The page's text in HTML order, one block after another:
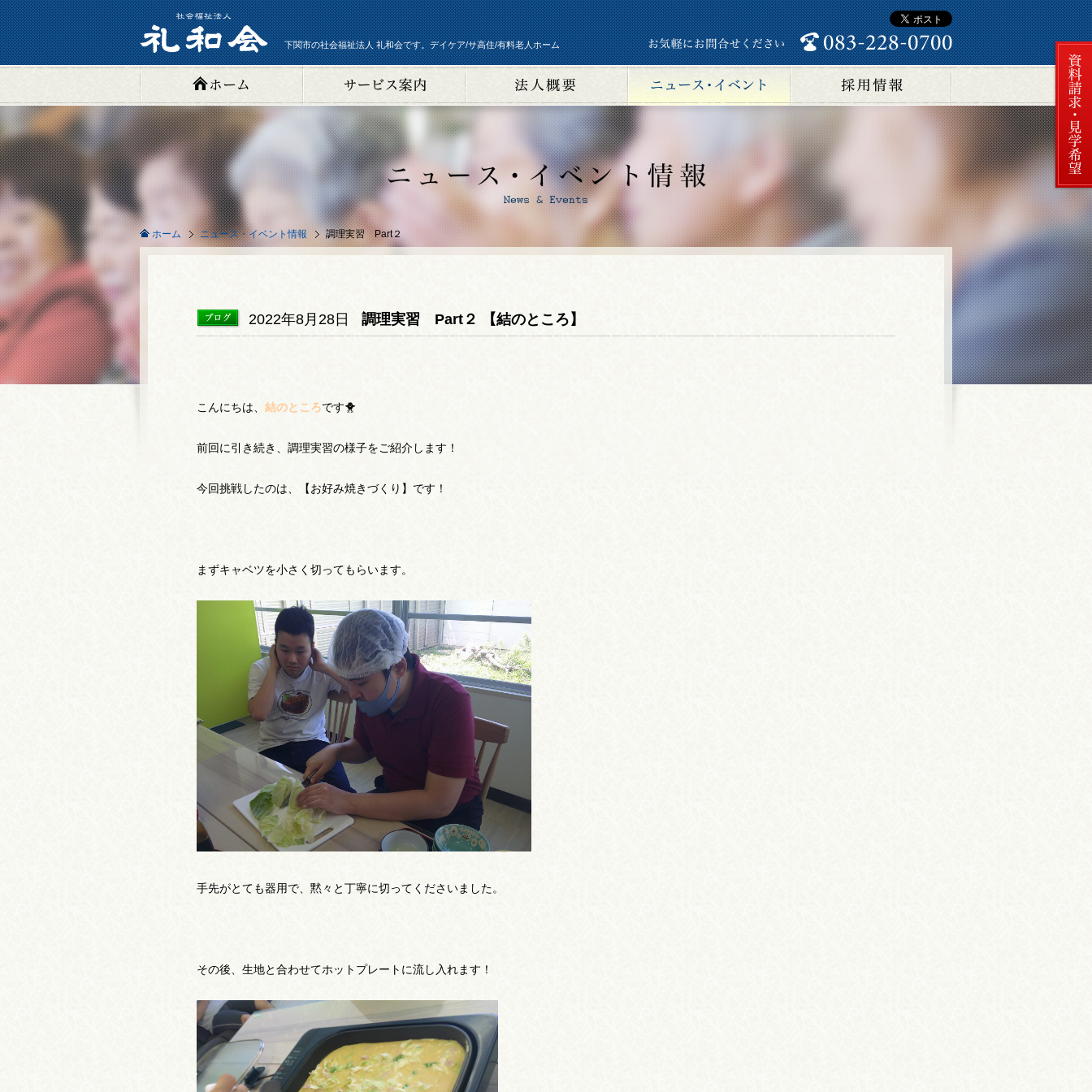
下関市の社会福祉法人 礼和会です。デイケア/サ高住/有料老人ホーム
ホーム ニュース・イベント情報 調理実習 Part２
2022年8月28日 調理実習 Part２ 【結のところ】
こんにちは、 結のところです🐥
前回に引き続き、調理実習の様子をご紹介します！
今回挑戦したのは、【お好み焼きづくり】です！
まずキャベツを小さく切ってもらいます。
手先がとても器用で、黙々と丁寧に切ってくださいました。
その後、生地と合わせてホットプレートに流し入れます！